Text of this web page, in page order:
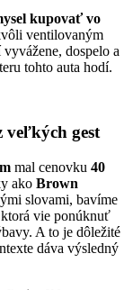
kupovať vo
ventilovaným
dospelo a
tohto auta hodí.
veľkých gest
mal cenovku 40
ako Brown
slovami, bavíme
vie ponúknuť
A to je dôležité
dáva výsledný